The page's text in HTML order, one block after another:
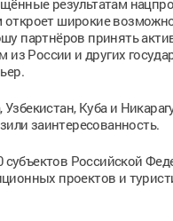
результатам
широкие
партнёров принять
России и других
Куба и
заинтересованность.
Российской
проектов и